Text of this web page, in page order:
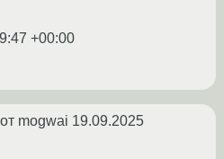
+00:00
от mogwai 19.09.2025